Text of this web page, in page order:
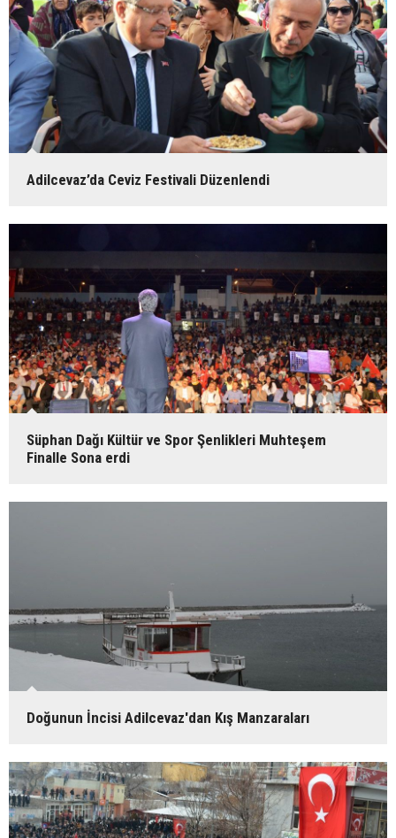
Adilcevaz’da Ceviz Festivali Düzenlendi
Süphan Dağı Kültür ve Spor Şenlikleri Muhteşem
Finalle Sona erdi
Doğunun İncisi Adilcevaz'dan Kış Manzaraları